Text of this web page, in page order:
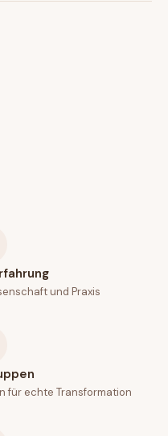
und Praxis
für echte Transformation